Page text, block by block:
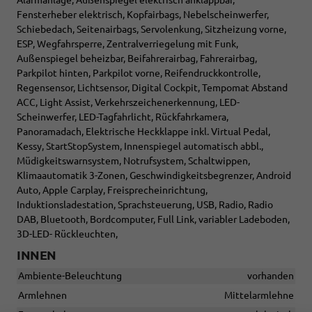
Fensterheber elektrisch, Kopfairbags, Nebelscheinwerfer,
Schiebedach, Seitenairbags, Servolenkung, Sitzheizung vorne,
ESP, Wegfahrsperre, Zentralverriegelung mit Funk,
Außenspiegel beheizbar, Beifahrerairbag, Fahrerairbag,
Parkpilot hinten, Parkpilot vorne, Reifendruckkontrolle,
Regensensor, Lichtsensor, Digital Cockpit, Tempomat Abstand
ACC, Light Assist, Verkehrszeichenerkennung, LED-
Scheinwerfer, LED-Tagfahrlicht, Rückfahrkamera,
Panoramadach, Elektrische Heckklappe inkl. Virtual Pedal,
Kessy, StartStopSystem, Innenspiegel automatisch abbl.,
Müdigkeitswarnsystem, Notrufsystem, Schaltwippen,
Klimaautomatik 3-Zonen, Geschwindigkeitsbegrenzer, Android
Auto, Apple Carplay, Freisprecheinrichtung,
Induktionsladestation, Sprachsteuerung, USB, Radio, Radio
DAB, Bluetooth, Bordcomputer, Full Link, variabler Ladeboden,
3D-LED- Rückleuchten,
INNEN
Ambiente-Beleuchtung
vorhanden
Armlehnen
Mittelarmlehne